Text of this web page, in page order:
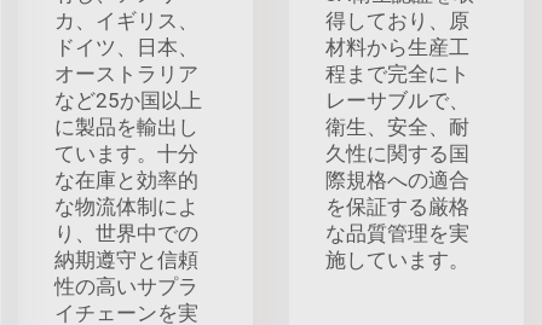
カ、イギリス、
ドイツ、日本、
オーストラリア
など25か国以上
に製品を輸出し
ています。十分
な在庫と効率的
な物流体制によ
り、世界中での
納期遵守と信頼
性の高いサプラ
イチェーンを実
得しており、原
材料から生産工
程まで完全にト
レーサブルで、
衛生、安全、耐
久性に関する国
際規格への適合
を保証する厳格
な品質管理を実
施しています。